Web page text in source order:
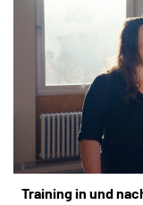
Training in und